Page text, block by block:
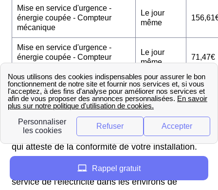
Mise en service d'urgence -
énergie coupée - Compteur
mécanique
Le jour
même
Mise en service d'urgence -
énergie coupée - Compteur
Le jour
même
71,47€
Pour les Calamanais qui emménagent dans un
logement neuf dans la région Midi-Pyrénées, il
faut effectuer la première mise en service. Cette
procédure se fait en 10 jours ouvrés et coûte
54,19€. N'oubliez pas d'obtenir votre CONSUEL,
qui atteste de la conformité de votre installation.
Si vous souhaitez en savoir plus sur la mise en
service de l'électricité dans les environs de
Rappel gratuit